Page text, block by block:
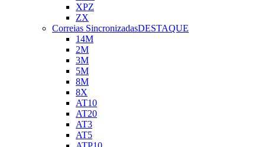
XPZ
ZX
Correias SincronizadasDESTAQUE
14M
2M
3M
5M
8M
8X
AT10
AT20
AT3
AT5